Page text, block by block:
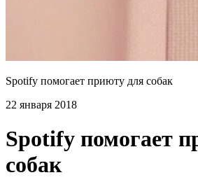
Spotify помогает приюту для собак
22 января 2018
Spotify помогает
собак